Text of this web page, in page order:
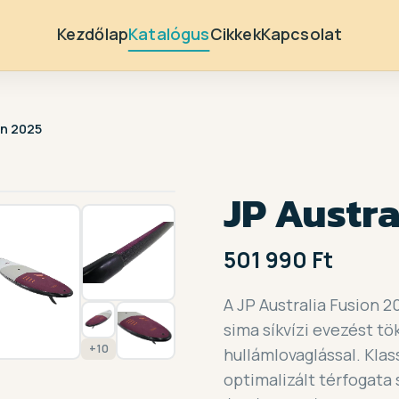
KezdőlapKatalógusCikkekKapcsolat
2025
+10
JP
501 990 Ft
A JP Australia Fusion
sima síkvízi evezést
hullámlovaglással.
optimalizált térfogata